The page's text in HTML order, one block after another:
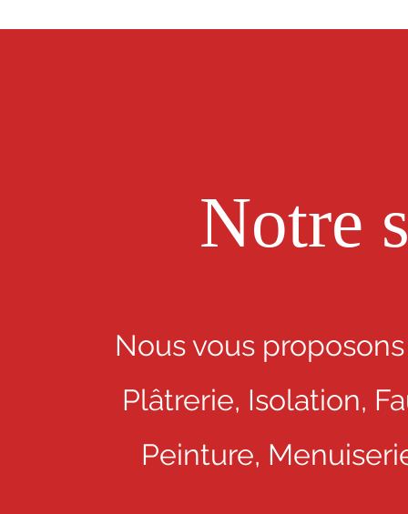
Notre
Nous vous
Plâtrerie, Isolation,
Peinture,